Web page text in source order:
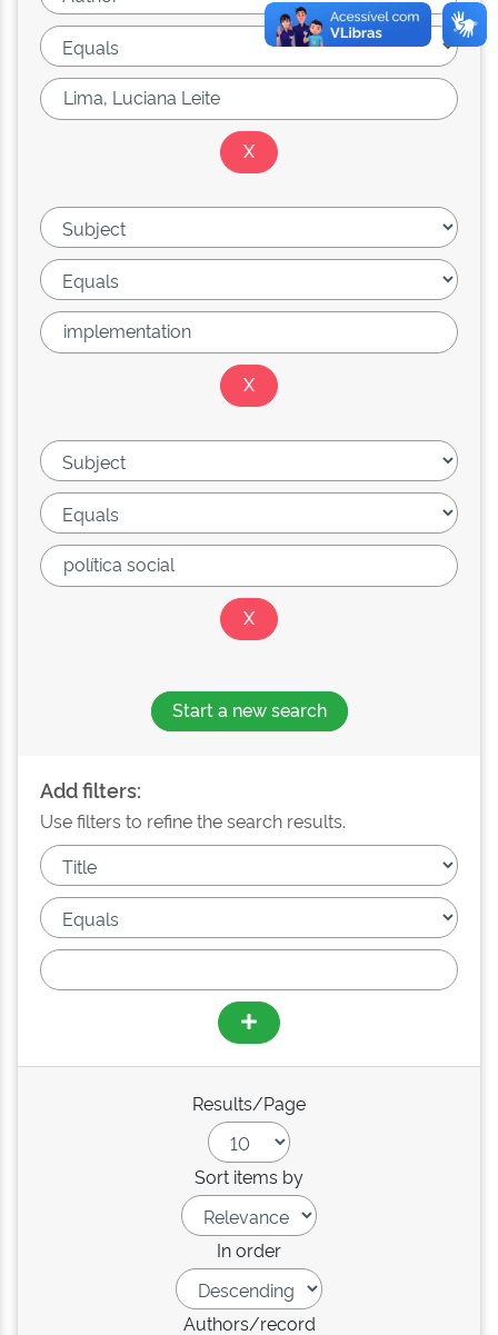
Start a new search
Add filters:
Use filters to refine the search results.
Results/Page
Sort items by
In order
Authors/record